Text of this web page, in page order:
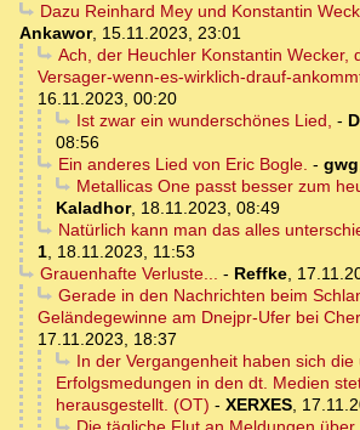
Dazu Reinhard Mey und Konstantin
Ankawor, 15.11.2023, 23:01
Ach, der Heuchler Konstantin Wecker,
Versager-wenn-es-wirklich-drauf-
16.11.2023, 00:20
Ist zwar ein wunderschönes Lied, -
08:56
Ein anderes Lied von Eric Bogle. - gwg
Metallicas One passt besser zum
Kaladhor, 18.11.2023, 08:49
Natürlich kann man das alles
1, 18.11.2023, 11:53
Grauenhafte Verluste... - Reffke,
Gerade in den Nachrichten beim
Geländegewinne am Dnejpr-Ufer bei
17.11.2023, 18:37
In der Vergangenheit haben sich die
Erfolgsmedungen in den dt. Medien
herausgestellt. (OT) - XERXES,